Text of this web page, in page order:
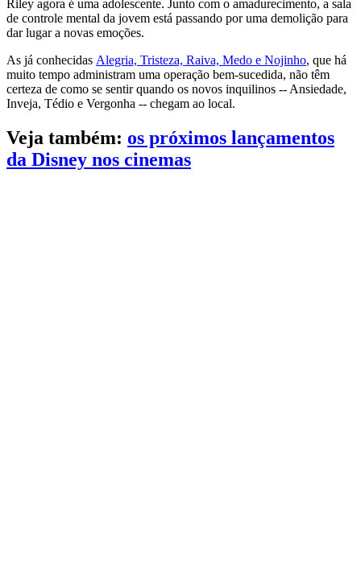
Riley agora é uma adolescente. Junto com o amadurecimento, a sala
de controle mental da jovem está passando por uma demolição para
dar lugar a novas emoções.
As já conhecidas Alegria, Tristeza, Raiva, Medo e Nojinho, que há
muito tempo administram uma operação bem-sucedida, não têm
certeza de como se sentir quando os novos inquilinos -- Ansiedade,
Inveja, Tédio e Vergonha -- chegam ao local.
Veja também: os próximos lançamentos
da Disney nos cinemas